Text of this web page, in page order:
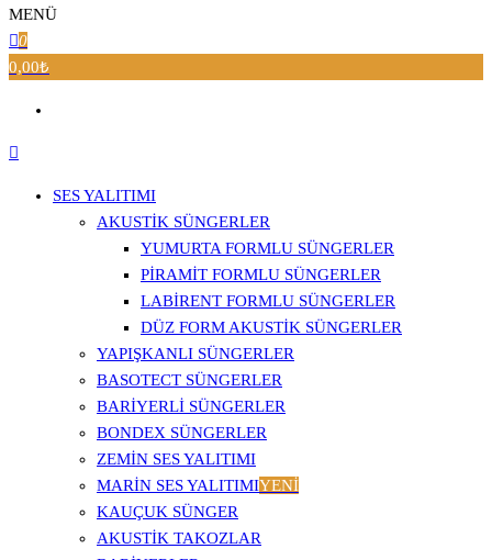
MENÜ
0
0,00₺
SES YALITIMI
AKUSTIK SÜNGERLER
YUMURTA FORMLU SÜNGERLER
PIRAMIT FORMLU SÜNGERLER
LABIRENT FORMLU SÜNGERLER
DÜZ FORM AKUSTIK SÜNGERLER
YAPIŞKANLI SÜNGERLER
BASOTECT SÜNGERLER
BARIYERLI SÜNGERLER
BONDEX SÜNGERLER
ZEMIN SES YALITIMI
MARIN SES YALITIMIYENİ
KAUÇUK SÜNGER
AKUSTIK TAKOZLAR